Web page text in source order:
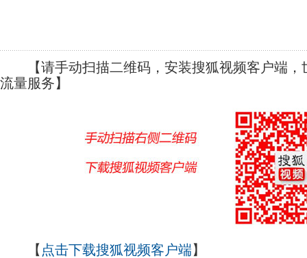
【请手动扫描二维码，安装搜狐视频客户端，
流量服务】
【 点击下载搜狐视频客户端】